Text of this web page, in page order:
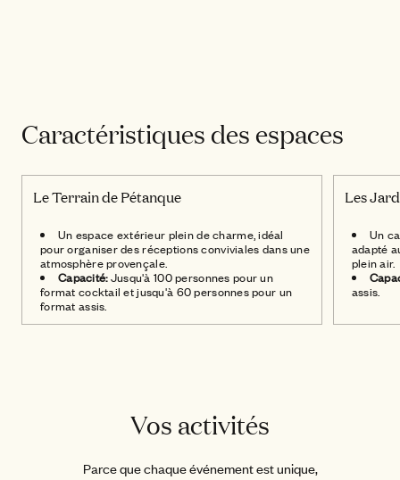
Caractéristiques des espaces
Le Terrain de Pétanque
Un espace extérieur plein de charme, idéal
pour organiser des réceptions conviviales dans une
atmosphère provençale.
Capacité:Jusqu'à 100 personnes pour un
format cocktail et jusqu'à 60 personnes pour un
format assis.
Les
Un
adapté
plein air.
assis.
Vos activités
Parce que chaque événement est unique,